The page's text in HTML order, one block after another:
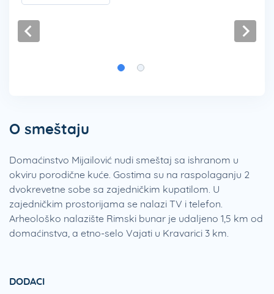
Previous
O smeštaju
Domaćinstvo Mijailović nudi smeštaj sa ishranom u
okviru porodične kuće. Gostima su na raspolaganju 2
dvokrevetne sobe sa zajedničkim kupatilom. U
zajedničkim prostorijama se nalazi TV i telefon.
Arheološko nalazište Rimski bunar je udaljeno 1,5 km od
domaćinstva, a etno-selo Vajati u Kravarici 3 km.
DODACI